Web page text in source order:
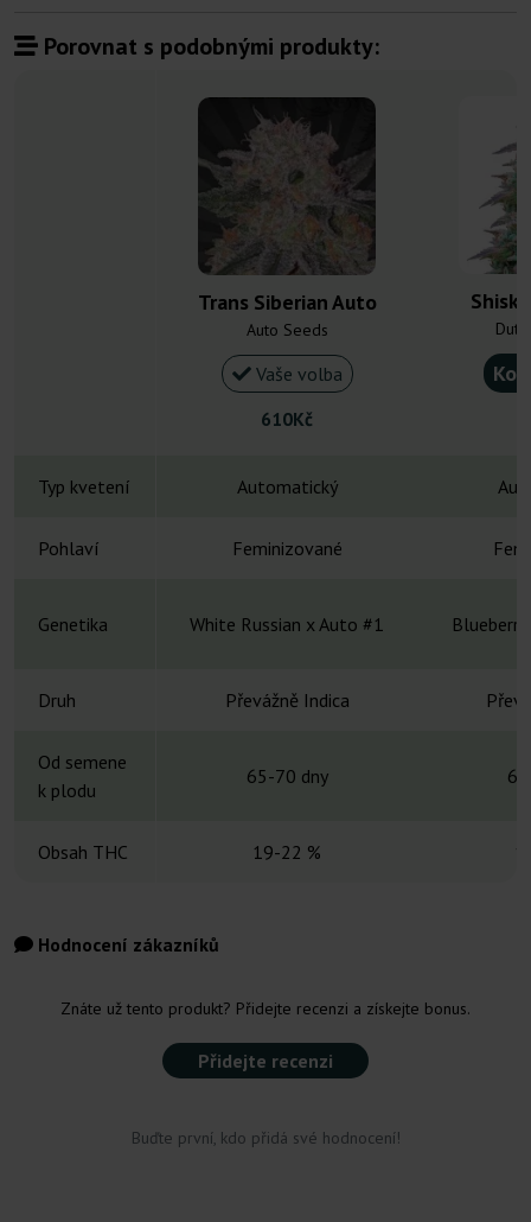
Porovnat s podobnými produkty:
Trans Siberian Auto
Auto Seeds
Vaše volba
610Kč
Typ kvetení Automatický
Pohlaví Feminizované
Genetika White Russian x Auto #1
Druh Převážně Indica
Od semene
k plodu
65-70 dny
Obsah THC 19-22 %
Hodnocení zákazníků
Znáte už tento produkt? Přidejte recenzi a získejte bonus.
Přidejte recenzi
Buďte první, kdo přidá své hodnocení!